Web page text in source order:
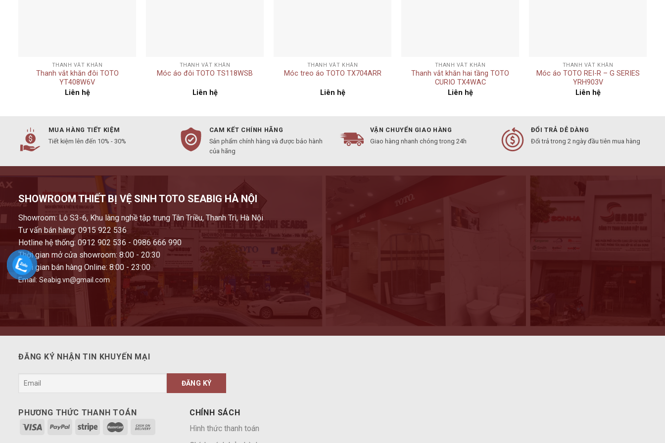
THANH VẮT KHĂN
Thanh vắt khăn đôi TOTO
YT408W6V
Liên hệ
THANH VẮT KHĂN
Móc áo đôi TOTO TS118WSB
Liên hệ
THANH VẮT KHĂN
Móc treo áo TOTO TX704ARR
Liên hệ
THANH VẮT KHĂN
Thanh vắt khăn hai tầng TOTO
CURIO TX4WAC
Liên hệ
THANH VẮT KHĂN
Móc áo TOTO REI-R – G SERIES
YRH903V
Liên hệ
MUA HÀNG TIẾT KIỆM
Tiết kiệm lên đến 10% - 30%
CAM KẾT CHÍNH HÃNG
Sản phẩm chính hàng và được bảo hành
của hãng
VẬN CHUYỂN GIAO HÀNG
Giao hàng nhanh chóng trong 24h
ĐỔI TRẢ DỄ DÀNG
Đổi trả trong 2 ngày đầu tiên mua hàng
SHOWROOM THIẾT BỊ VỆ SINH TOTO SEABIG HÀ NỘI
Showroom: Lô S3-6, Khu làng nghề tập trung Tân Triều, Thanh Trì, Hà Nội
Tư vấn bán hàng: 0915 922 536
Hotline hệ thống: 0912 902 536 - 0986 666 990
Thời gian mở cửa showroom: 8:00 - 20:30
Thời gian bán hàng Online: 8:00 - 23:00
Email: Seabig.vn@gmail.com
ĐĂNG KÝ NHẬN TIN KHUYẾN MẠI
PHƯƠNG THỨC THANH TOÁN
CHÍNH SÁCH
Hình thức thanh toán